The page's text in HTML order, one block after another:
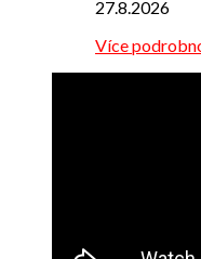
27.8.2026
Více